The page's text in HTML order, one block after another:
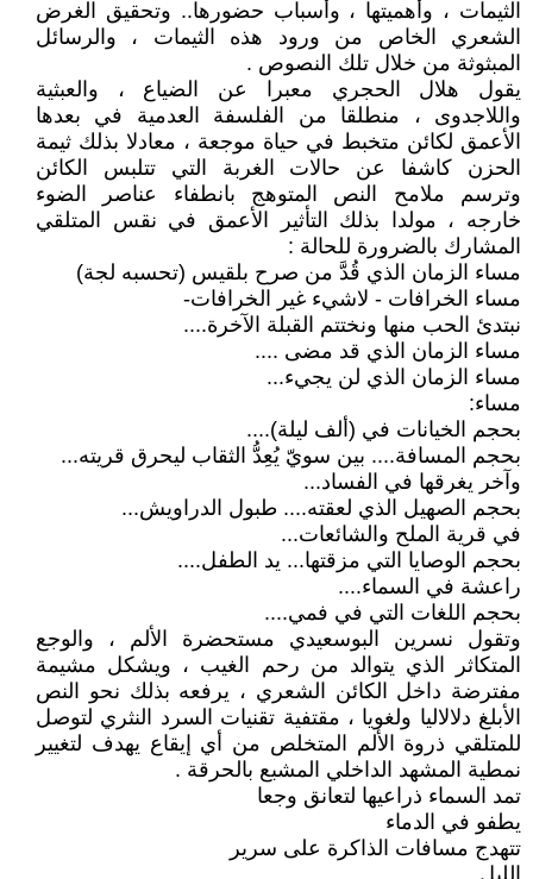
الثيمات ، وأهميتها ، وأسباب حضورها.. وتحقيق الغرض
الشعري الخاص من ورود هذه الثيمات ، والرسائل
المبثوثة من خلال تلك النصوص .
يقول هلال الحجري معبرا عن الضياع ، والعبثية
واللاجدوى ، منطلقا من الفلسفة العدمية في بعدها
الأعمق لكائن متخبط في حياة موجعة ، معادلا بذلك ثيمة
الحزن كاشفا عن حالات الغربة التي تتلبس الكائن
وترسم ملامح النص المتوهج بانطفاء عناصر الضوء
خارجه ، مولدا بذلك التأثير الأعمق في نقس المتلقي
المشارك بالضرورة للحالة :
مساء الزمان الذي قُدَّ من صرح بلقيس (تحسبه لجة)
مساء الخرافات - لاشيء غير الخرافات-
نبتدئ الحب منها ونختتم القبلة الآخرة....
مساء الزمان الذي قد مضى ....
مساء الزمان الذي لن يجيء...
مساء:
بحجم الخيانات في (ألف ليلة)....
بحجم المسافة.... بين سويّ يُعِدُّ الثقاب ليحرق قريته...
وآخر يغرقها في الفساد...
بحجم الصهيل الذي لعقته.... طبول الدراويش...
في قرية الملح والشائعات...
بحجم الوصايا التي مزقتها... يد الطفل....
راعشة في السماء....
بحجم اللغات التي في فمي....
وتقول نسرين البوسعيدي مستحضرة الألم ، والوجع
المتكاثر الذي يتوالد من رحم الغيب ، ويشكل مشيمة
مفترضة داخل الكائن الشعري ، يرفعه بذلك نحو النص
الأبلغ دلالاليا ولغويا ، مقتفية تقنيات السرد النثري لتوصل
للمتلقي ذروة الألم المتخلص من أي إيقاع يهدف لتغيير
نمطية المشهد الداخلي المشبع بالحرقة .
تمد السماء ذراعيها لتعانق وجعا
يطفو في الدماء
تتهدج مسافات الذاكرة على سرير